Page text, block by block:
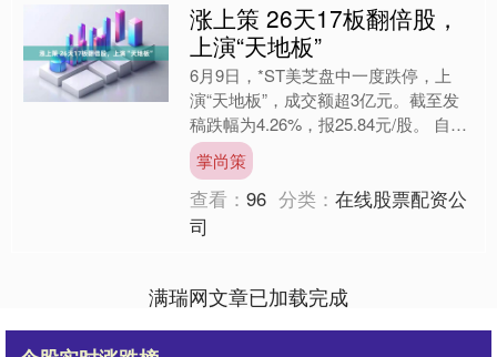
涨上策 26天17板翻倍股，
上演“天地板”
6月9日，*ST美芝盘中一度跌停，上
演“天地板”，成交额超3亿元。截至发
稿跌幅为4.26%，报25.84元/股。 自4
月30日以来的26个交易日内， *ST美
芝....
掌尚策
查看：96 分类：在线股票配资公
司
满瑞网文章已加载完成